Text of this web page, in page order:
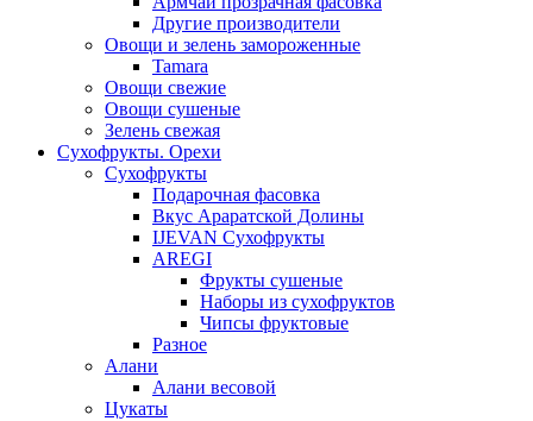
Другие производители
Овощи и зелень замороженные
Tamara
Овощи свежие
Овощи сушеные
Зелень свежая
Сухофрукты. Орехи
Сухофрукты
Подарочная фасовка
Вкус Араратской Долины
IJEVAN Сухофрукты
AREGI
Фрукты сушеные
Наборы из сухофруктов
Чипсы фруктовые
Разное
Алани
Алани весовой
Цукаты